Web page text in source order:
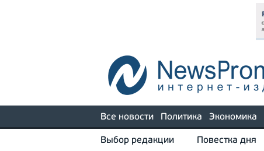
Все новости Политика Экономика
Выбор редакции Повестка дня